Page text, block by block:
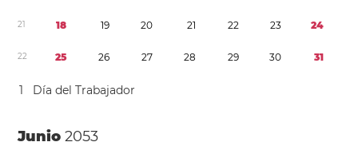
21 18 19 20 21 22 23 24
22 25 26 27 28 29 30 31
1 Día del Trabajador
Junio2053